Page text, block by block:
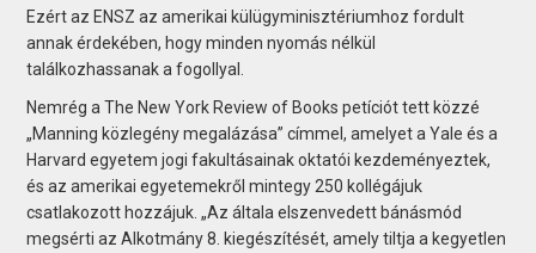
Ezért az ENSZ az amerikai külügyminisztériumhoz fordult
annak érdekében, hogy minden nyomás nélkül
találkozhassanak a fogollyal.
Nemrég a The New York Review of Books petíciót tett közzé
„Manning közlegény megalázása” címmel, amelyet a Yale és a
Harvard egyetem jogi fakultásainak oktatói kezdeményeztek,
és az amerikai egyetemekről mintegy 250 kollégájuk
csatlakozott hozzájuk. „Az általa elszenvedett bánásmód
megsérti az Alkotmány 8. kiegészítését, amely tiltja a kegyetlen